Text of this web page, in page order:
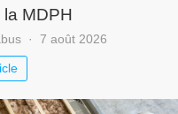
MDPH
7 août 2026